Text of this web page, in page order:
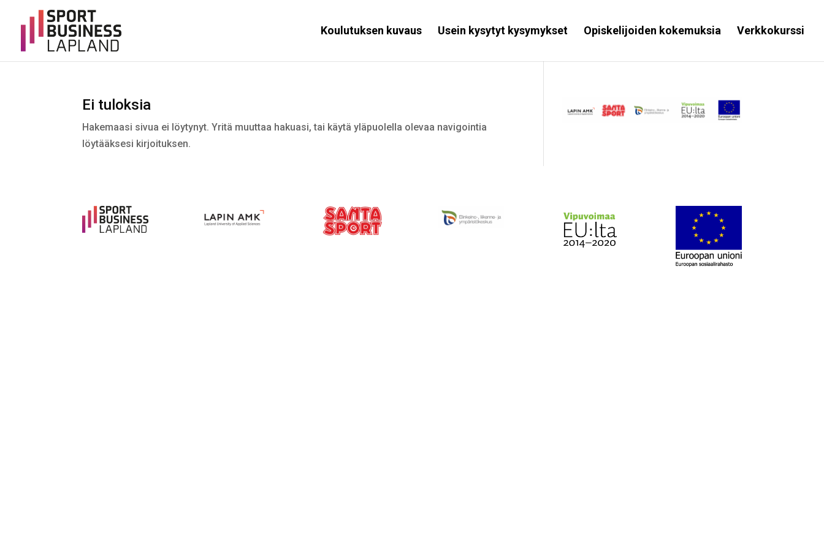
Koulutuksen kuvaus Usein kysytyt kysymykset Opiskelijoiden kokemuksia Verkkokurssi
Ei tuloksia
Hakemaasi sivua ei löytynyt. Yritä muuttaa hakuasi, tai käytä yläpuolella olevaa navigointia
löytääksesi kirjoituksen.